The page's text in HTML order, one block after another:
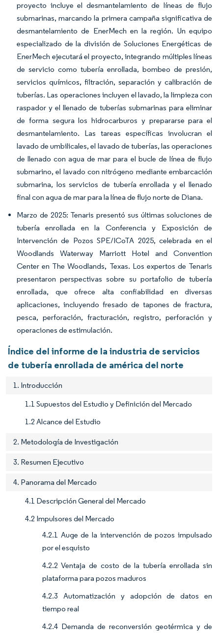
proyecto incluye el desmantelamiento de líneas de flujo
submarinas, marcando la primera campaña significativa de
desmantelamiento de EnerMech en la región. Un equipo
especializado de la división de Soluciones Energéticas de
EnerMech ejecutará el proyecto, integrando múltiples líneas
de servicio como tubería enrollada, bombeo de presión,
servicios químicos, filtración, separación y calibración de
tuberías. Las operaciones incluyen el lavado, la limpieza con
raspador y el llenado de tuberías submarinas para eliminar
de forma segura los hidrocarburos y prepararse para el
desmantelamiento. Las tareas específicas involucran el
lavado de umbilicales, el lavado de tuberías, las operaciones
de llenado con agua de mar para el bucle de línea de flujo
submarino, el lavado con nitrógeno mediante embarcación
submarina, los servicios de tubería enrollada y el llenado
final con agua de mar para la línea de flujo norte de Diana.
Marzo de 2025: Tenaris presentó sus últimas soluciones de
tubería enrollada en la Conferencia y Exposición de
Intervención de Pozos SPE/ICoTA 2025, celebrada en el
Woodlands Waterway Marriott Hotel and Convention
Center en The Woodlands, Texas. Los expertos de Tenaris
presentaron perspectivas sobre su portafolio de tubería
enrollada, que ofrece alta confiabilidad en diversas
aplicaciones, incluyendo fresado de tapones de fractura,
pesca, perforación, fracturación, registro, perforación y
operaciones de estimulación.
Índice del informe de la industria de servicios
de tubería enrollada de américa del norte
1. Introducción
1.1 Supuestos del Estudio y Definición del Mercado
1.2 Alcance del Estudio
2. Metodología de Investigación
3. Resumen Ejecutivo
4. Panorama del Mercado
4.1 Descripción General del Mercado
4.2 Impulsores del Mercado
4.2.1 Auge de la intervención de pozos impulsado
por el esquisto
4.2.2 Ventaja de costo de la tubería enrollada sin
plataforma para pozos maduros
4.2.3 Automatización y adopción de datos en
tiempo real
4.2.4 Demanda de reconversión geotérmica y de